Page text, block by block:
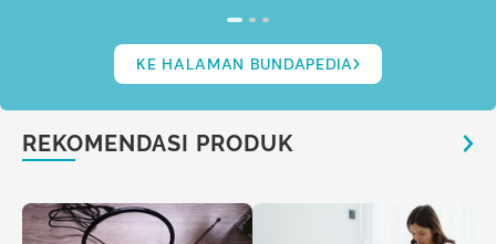
KE HALAMAN BUNDAPEDIA
REKOMENDASI PRODUK